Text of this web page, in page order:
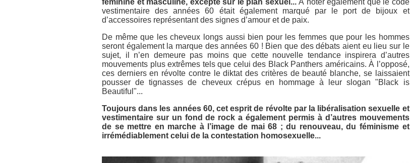
féminine et masculine, excepté sur le plan sexuel...À noter également que le code
vestimentaire des années 60 était également marqué par le port de bijoux et
d’accessoires représentant des signes d’amour et de paix.
De même que les cheveux longs aussi bien pour les femmes que pour les hommes
seront également la marque des années 60 ! Bien que des débats aient eu lieu sur le
sujet, il n’en demeure pas moins que cette nouvelle tendance inspirera d’autres
mouvements plus extrêmes tels que celui des Black Panthers américains. À l’opposé,
ces derniers en révolte contre le diktat des critères de beauté blanche, se laissaient
pousser de tignasses de cheveux crépus en hommage à leur slogan "Black is
Beautiful"...
Toujours dans les années 60, cet esprit de révolte par la libéralisation sexuelle et
vestimentaire sur un fond de rock a également permis à d’autres mouvements
de se mettre en marche à l’image de mai 68 ; du renouveau, du féminisme et
irrémédiablement celui de la contestation homosexuelle...